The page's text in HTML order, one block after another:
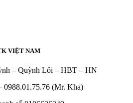
VIỆT NAM
– Quỳnh Lôi – HBT – HN
0988.01.75.76 (Mr. Kha)